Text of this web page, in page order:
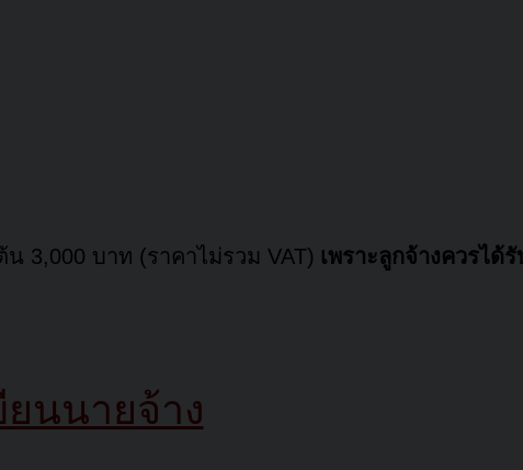
น 3,000 บาท (ราคาไม่รวม VAT) เพราะลูกจ้างควรได้
นนายจ้าง